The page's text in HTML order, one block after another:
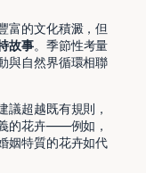
富的文化積澱，但
故事。季節性考量
與自然界循環相聯
議超越既有規則，
的花卉——例如，
姻特質的花卉如代